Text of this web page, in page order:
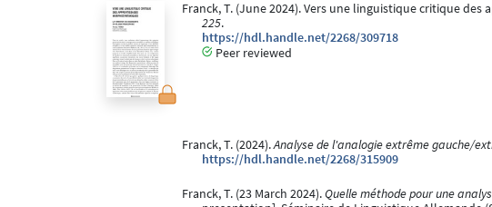
Franck, T. (June 2024). Vers une linguistique critique
225.
https://hdl.handle.net/2268/309718
Peer reviewed
Franck, T. (2024).Analyse de l'analogie extrême gauche/
https://hdl.handle.net/2268/315909
Franck, T. (23 March 2024).Quelle méthode pour une